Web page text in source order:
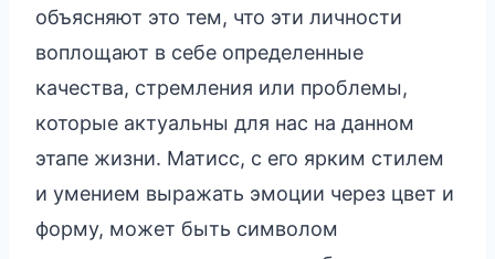
объясняют это тем, что эти личности
воплощают в себе определенные
качества, стремления или проблемы,
которые актуальны для нас на данном
этапе жизни. Матисс, с его ярким стилем
и умением выражать эмоции через цвет и
форму, может быть символом